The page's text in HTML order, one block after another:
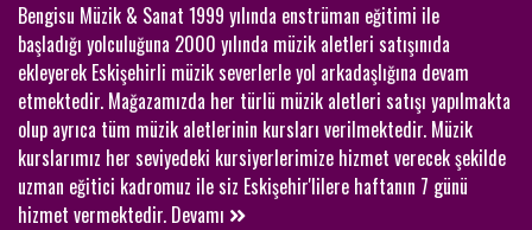
Bengisu Müzik & Sanat 1999 yılında enstrüman eğitimi ile
başladığı yolculuğuna 2000 yılında müzik aletleri satışınıda
ekleyerek Eskişehirli müzik severlerle yol arkadaşlığına devam
etmektedir. Mağazamızda her türlü müzik aletleri satışı yapılmakta
olup ayrıca tüm müzik aletlerinin kursları verilmektedir. Müzik
kurslarımız her seviyedeki kursiyerlerimize hizmet verecek şekilde
uzman eğitici kadromuz ile siz Eskişehir'lilere haftanın 7 günü
hizmet vermektedir. Devamı